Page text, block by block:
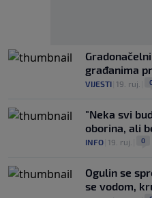
građanima
VIJESTI 19. ruj.
"Neka svi
oborina, ali
INFO 19. ruj. 0
Ogulin se
se vodom,